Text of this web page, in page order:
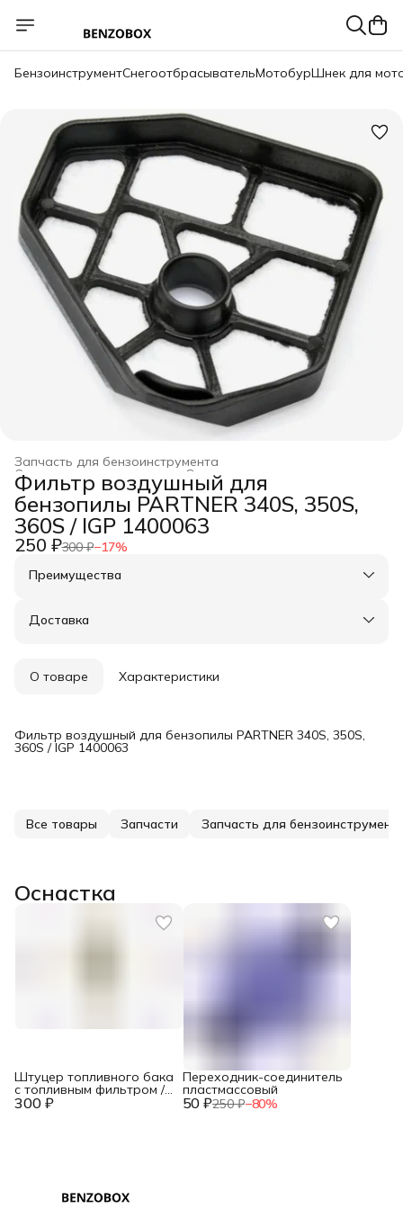
БензоинструментСнегоотбрасывательМотобурШнек для
Запчасть для бензоинструмента
Оснастка для инструмента
Строительство и ремонт
Главная ›
Фильтр воздушный для
бензопилы PARTNER 340S, 350S,
360S / IGP 1400063
250 ₽300 ₽−17%
Преимущества
Оплата частями в Сплит
Удобный возврат
Доставка
О товаре Характеристики
Фильтр воздушный для бензопилы PARTNER 340S, 350S,
360S / IGP 1400063
Все товары Запчасти Запчасть для
Оснастка
300 ₽
Штуцер топливного бака
с топливным фильтром /
DBC033 50 ₽250 ₽−80%
Переходник-соединитель
пластмассовый